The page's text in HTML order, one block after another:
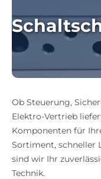
Ob Steuerung,
Elektro-Vertrieb
Komponenten für
Sortiment, schneller
sind wir Ihr
Technik.